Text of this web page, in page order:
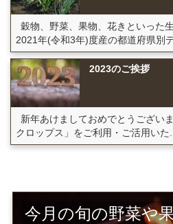
穀物、野菜、果物、花きといった
2021年(令和3年)度産の都道府県別デ
2023のご挨拶
新年あけましておめでとうござい
クロップス」をご利用・ご活用いた
今月の旬の野菜や